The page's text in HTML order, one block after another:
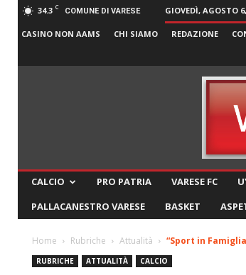
34.3 C COMUNE DI VARESE GIOVEDÌ, AGOSTO
CASINO NON AAMS CHI SIAMO REDAZIONE
CALCIO PRO PATRIA VARESE FC
PALLACANESTRO VARESE
BASKET
Home Rubriche Attualità “Sport in
RUBRICHE ATTUALITÀ CALCIO